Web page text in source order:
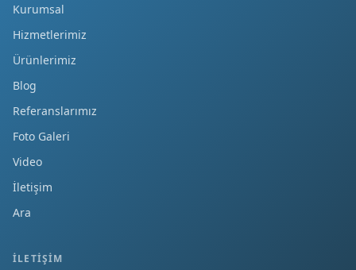
Kurumsal
Hizmetlerimiz
Ürünlerimiz
Blog
Referanslarımız
Foto Galeri
Video
İletişim
Ara
İLETIŞIM